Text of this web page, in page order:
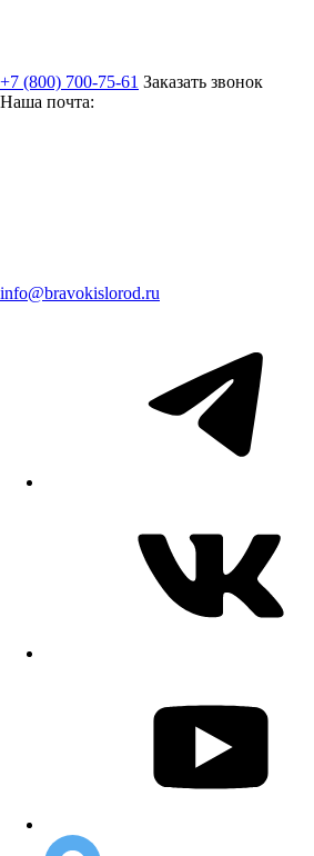
+7 (800) 700-75-61 Заказать звонок
Наша почта:
info@bravokislorod.ru